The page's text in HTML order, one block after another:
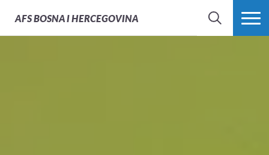
AFSBOSNA I HERCEGOVINA
PRETRAŽI PROŠIRI